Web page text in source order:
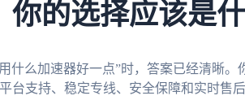
的选择应该是什
什么加速器好一点”时，答案已经清晰。
台支持、稳定专线、安全保障和实时售